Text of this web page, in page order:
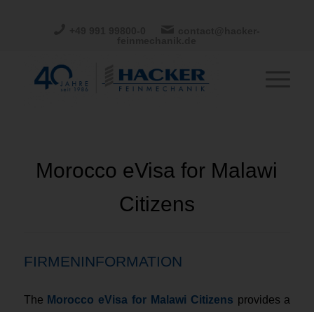
Morocco eVisa for Malawi
Citizens
FIRMENINFORMATION
The Morocco eVisa for Malawi Citizens provides a